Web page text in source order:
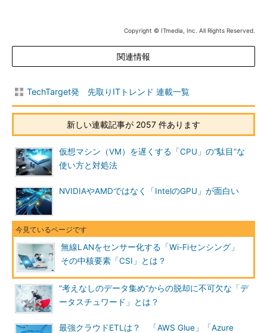
Copyright © ITmedia, Inc. All Rights Reserved.
関連情報
TechTarget発 先取りITトレンド 連載一覧
新しい連載記事が 2057 件あります
仮想マシン（VM）を遅くする「CPU」の“駄目”な
使い方と対処法
NVIDIAやAMDではなく「IntelのGPU」が面白い
無線LANをセンサー化する「Wi-Fiセンシング」
その中核要素「CSI」とは？
“考えなしのデータ集め”からの脱却に不可欠な「デ
ータスチュワード」とは？
最強クラウドETLは？ 「AWS Glue」「Azure